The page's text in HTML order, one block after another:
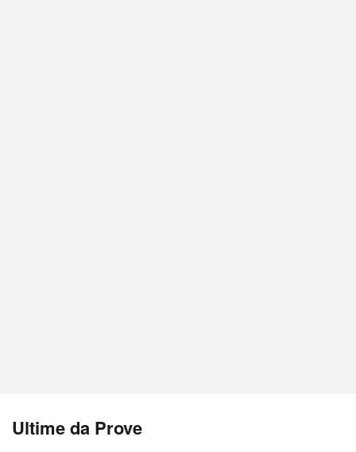
Ultime da Prove